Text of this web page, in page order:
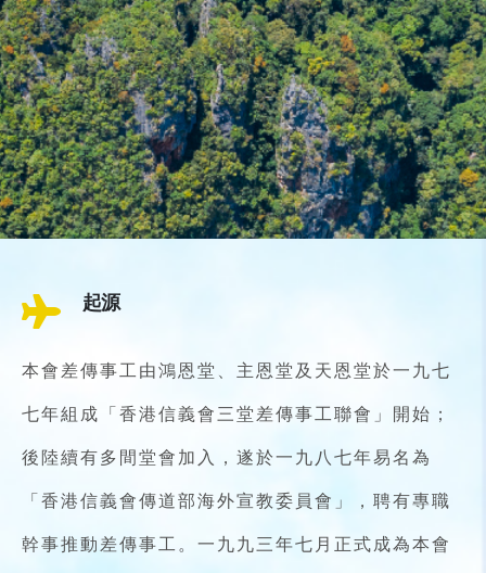
起源
本會差傳事工由鴻恩堂、主恩堂及天恩堂於一九七
七年組成「香港信義會三堂差傳事工聯會」開始；
後陸續有多間堂會加入，遂於一九八七年易名為
「香港信義會傳道部海外宣教委員會」，聘有專職
幹事推動差傳事工。一九九三年七月正式成為本會